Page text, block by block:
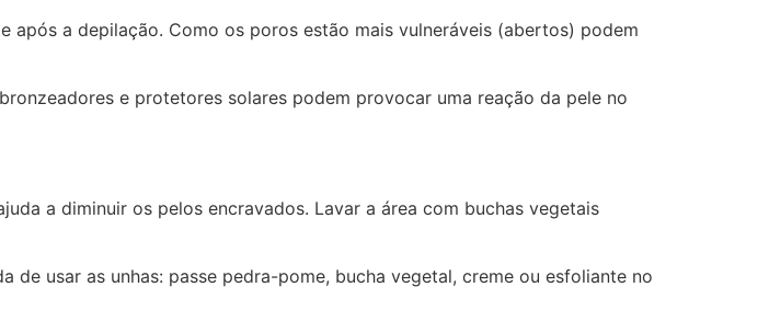
após a depilação. Como os poros estão mais vulneráveis (abertos) podem
e protetores solares podem provocar uma reação da pele no
a diminuir os pelos encravados. Lavar a área com buchas vegetais
de usar as unhas: passe pedra-pome, bucha vegetal, creme ou esfoliante no